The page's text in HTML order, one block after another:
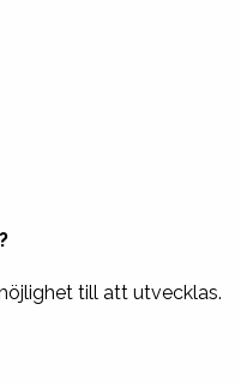
till att utvecklas.